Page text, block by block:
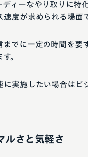
ィーなやり取りに特
度が求められる場面
でに一定の時間を要
。
に実施したい場合はビ
ルさと気軽さ